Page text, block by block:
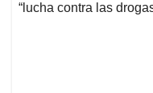
“lucha contra las